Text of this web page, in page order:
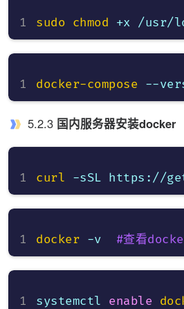
sudo chmod
docker-compose --
5.2.3 国内服务器安装docker
curl -sSL https://
docker -v #查看
systemctl enable